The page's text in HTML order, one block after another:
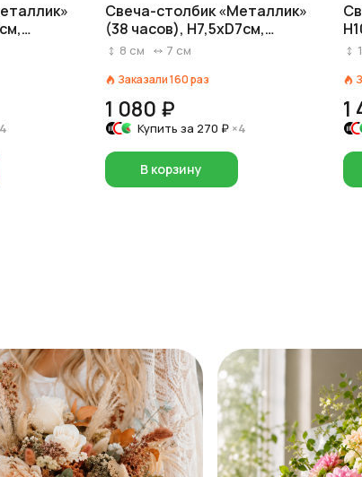
Свеча-столбик «Металлик»
(38 часов), H7,5xD7см,
золотой
8 см 7 см
Заказали160раз
1 080 ₽
Купить за 270 ₽ ×4
В корзину
1